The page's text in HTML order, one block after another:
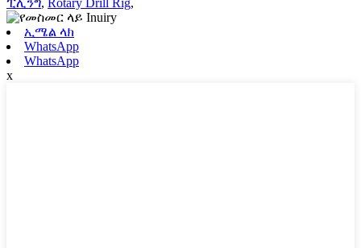
ፒሊንግ, Rotary Drill Rig,
ኢሜል ላክ
WhatsApp
WhatsApp
x